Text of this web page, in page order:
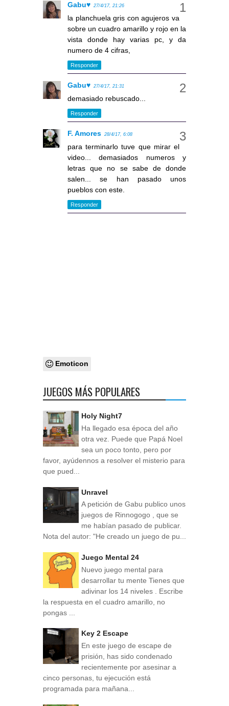
Gabu♥ 27/4/17, 21:26
la planchuela gris con agujeros va
sobre un cuadro amarillo y rojo en la
vista donde hay varias pc, y da
numero de 4 cifras,
Responder
Gabu♥ 27/4/17, 21:31
demasiado rebuscado...
Responder
F. Amores 28/4/17, 6:08
para terminarlo tuve que mirar el
video... demasiados numeros y
letras que no se sabe de donde
salen... se han pasado unos
pueblos con este.
Responder
Emoticon
JUEGOS MÁS POPULARES
Holy Night7
Ha llegado esa época del año
otra vez. Puede que Papá Noel
sea un poco tonto, pero por
favor, ayúdennos a resolver el misterio para
que pued...
Unravel
A petición de Gabu publico unos
juegos de Rinnogogo , que se
me habían pasado de publicar.
Nota del autor: "He creado un juego de pu...
Juego Mental 24
Nuevo juego mental para
desarrollar tu mente Tienes que
adivinar los 14 niveles . Escribe
la respuesta en el cuadro amarillo, no
pongas ...
Key 2 Escape
En este juego de escape de
prisión, has sido condenado
recientemente por asesinar a
cinco personas, tu ejecución está
programada para mañana...